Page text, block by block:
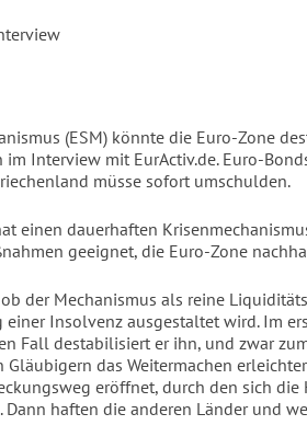
(ESM) könnte die Euro-Zone
im Interview mit EurActiv.de. Euro-
müsse sofort umschulden.
einen dauerhaften
geeignet, die Euro-Zone
der Mechanismus als reine
einer Insolvenz ausgestaltet wird. Im
Fall destabilisiert er ihn, und zwar
das Weitermachen
eröffnet, durch den sich die
Dann haften die anderen Länder und